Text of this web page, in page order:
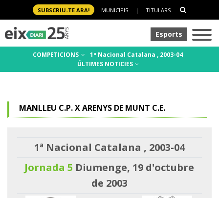
SUBSCRIU-TE ARA! MUNICIPIS | TITULARS
Esports
COMPETICIONS
1ª Nacional Catalana , 2003-04
ÚLTIMES NOTICIES
MANLLEU C.P. X ARENYS DE MUNT C.E.
1ª Nacional Catalana , 2003-04
Jornada 5 Diumenge, 19 d'octubre
de 2003